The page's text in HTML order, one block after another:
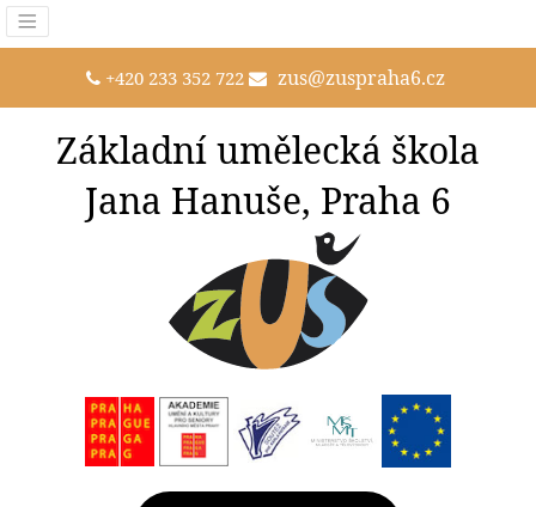
+420 233 352 722 zus@zuspraha6.cz
Základní umělecká škola
Jana Hanuše, Praha 6